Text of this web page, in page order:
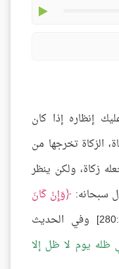
إنظاره إذا كان
الزكاة تخرجها من
زكاة، ولكن ينظر
سبحانه: وَإِنْ كَانَ
[البقرة:280] وفي الحديث
ظله يوم لا ظل إلا